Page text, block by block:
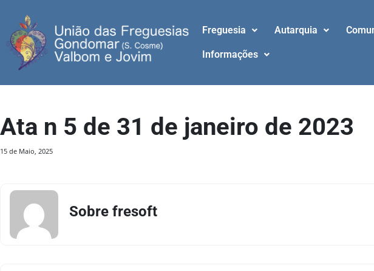
Freguesia Autarquia
Informações
Ata n 5 de 31 de janeiro de 2023
15 de Maio, 2025
Sobre fresoft